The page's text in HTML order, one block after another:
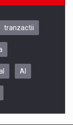
tranzactii
AI